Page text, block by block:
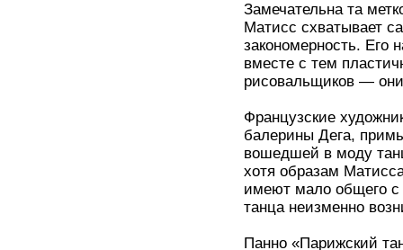
Замечательна та
Матисс схватывает
закономерность. Его
вместе с тем
рисовальщиков —
Французские
балерины Дега,
вошедшей в моду
хотя образам
имеют мало общего с
танца неизменно
Панно «Парижский